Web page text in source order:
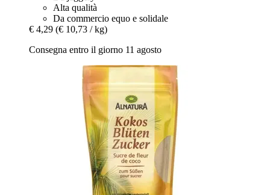
Alta qualità
Da commercio equo e solidale
€ 4,29 (€ 10,73 / kg)
Consegna entro il giorno 11 agosto